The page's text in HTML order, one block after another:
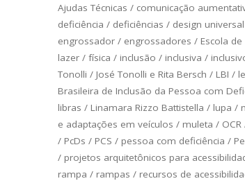
Ajudas Técnicas / comunicação
deficiência / deficiências / design universal
engrossador/ engrossadores / Escola
lazer/ física / inclusão / inclusiva /
Tonolli / José Tonolli e Rita Bersch / LBI /
Brasileira de Inclusão da Pessoa com
libras / Linamara Rizzo Battistella / lupa /
e adaptações em veículos / muleta / OCR
/ PcDs / PCS / pessoa com deficiência /
/ projetos arquitetônicos para
rampa / rampas / recursos de